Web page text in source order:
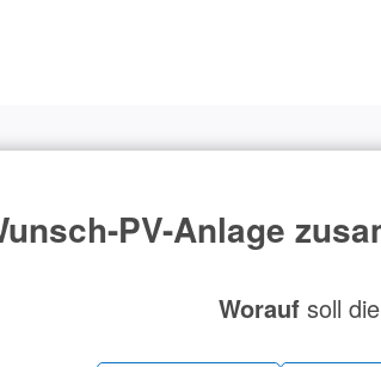
PV-Anlage
Woraufsoll